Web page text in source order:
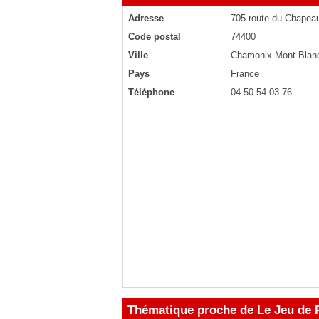
Adresse
705 route du
Code postal
74400
Ville
Chamonix Mont-
Pays
France
Téléphone
04 50 54 03 76
Thématique proche de Le Jeu de